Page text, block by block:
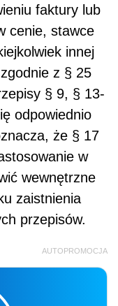
faktury lub
cenie, stawce
innej
z § 25
§ 9, § 13-
odpowiednio
że § 17
w
wewnętrzne
zaistnienia
przepisów.
AUTOPROMOCJA